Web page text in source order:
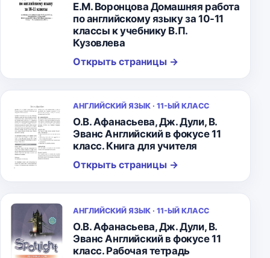
Е.М. Воронцова Домашняя работа
по английскому языку за 10-11
классы к учебнику В.П.
Кузовлева
Открыть страницы →
АНГЛИЙСКИЙ ЯЗЫК · 11-ЫЙ КЛАСС
О.В. Афанасьева, Дж. Дули, В.
Эванс Английский в фокусе 11
класс. Книга для учителя
Открыть страницы →
АНГЛИЙСКИЙ ЯЗЫК · 11-ЫЙ КЛАСС
О.В. Афанасьева, Дж. Дули, В.
Эванс Английский в фокусе 11
класс. Рабочая тетрадь